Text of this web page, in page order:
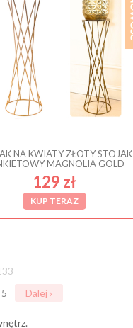
NA KWIATY ZŁOTY STOJAK
MAGNOLIA GOLD
129 zł
KUP TERAZ
5 Dalej ›